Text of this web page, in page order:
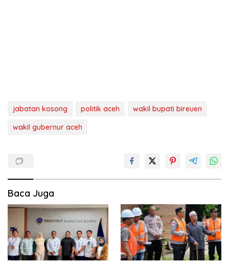
jabatan kosong politik aceh
wakil bupati bireuen
wakil gubernur aceh
Baca Juga